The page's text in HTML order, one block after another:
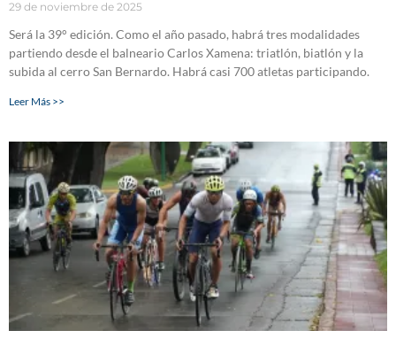
29 de noviembre de 2025
Será la 39° edición. Como el año pasado, habrá tres modalidades
partiendo desde el balneario Carlos Xamena: triatlón, biatlón y la
subida al cerro San Bernardo. Habrá casi 700 atletas participando.
Leer Más >>